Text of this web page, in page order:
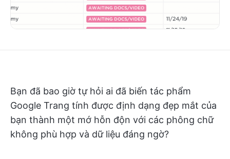
Bạn đã bao giờ tự hỏi ai đã biến tác phẩm
Google Trang tính được định dạng đẹp mắt của
bạn thành một mớ hỗn độn với các phông chữ
không phù hợp và dữ liệu đáng ngờ?